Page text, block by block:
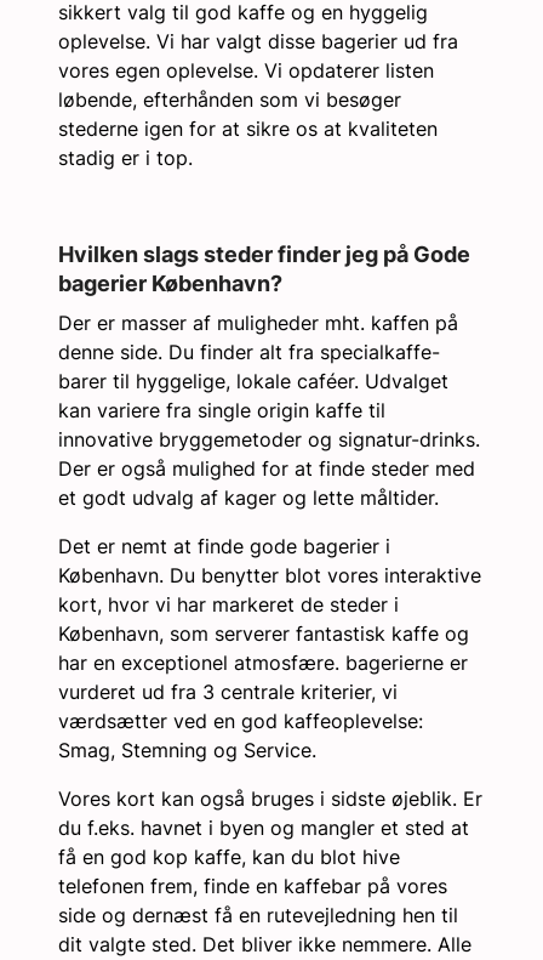
sikkert valg til god kaffe og en hyggelig
oplevelse. Vi har valgt disse bagerier ud fra
vores egen oplevelse. Vi opdaterer listen
løbende, efterhånden som vi besøger
stederne igen for at sikre os at kvaliteten
stadig er i top.
Hvilken slags steder finder jeg på Gode
bagerier København?
Der er masser af muligheder mht. kaffen på
denne side. Du finder alt fra specialkaffe-
barer til hyggelige, lokale caféer. Udvalget
kan variere fra single origin kaffe til
innovative bryggemetoder og signatur-drinks.
Der er også mulighed for at finde steder med
et godt udvalg af kager og lette måltider.
Det er nemt at finde gode bagerier i
København. Du benytter blot vores interaktive
kort, hvor vi har markeret de steder i
København, som serverer fantastisk kaffe og
har en exceptionel atmosfære. bagerierne er
vurderet ud fra 3 centrale kriterier, vi
værdsætter ved en god kaffeoplevelse:
Smag, Stemning og Service.
Vores kort kan også bruges i sidste øjeblik. Er
du f.eks. havnet i byen og mangler et sted at
få en god kop kaffe, kan du blot hive
telefonen frem, finde en kaffebar på vores
side og dernæst få en rutevejledning hen til
dit valgte sted. Det bliver ikke nemmere. Alle